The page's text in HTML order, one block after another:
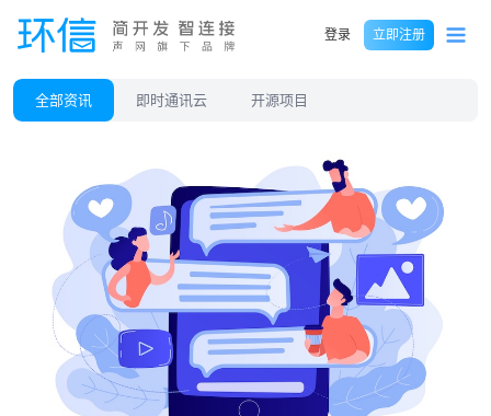
登录 立即注册
全部资讯 即时通讯云 开源项目